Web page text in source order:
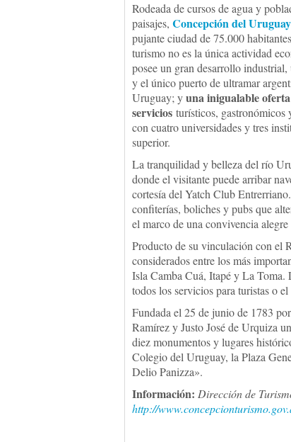
Rodeada de cursos de agua y
paisajes, Concepción del Uruguay
pujante ciudad de 75.000
turismo no es la única actividad
posee un gran desarrollo industrial,
y el único puerto de ultramar
Uruguay; yuna inigualable
servicios turísticos, gastronómicos
con cuatro universidades y tres
superior.
La tranquilidad y belleza del río
donde el visitante puede arribar
cortesía del Yatch Club
confiterías, boliches y pubs que
el marco de una convivencia
Producto de su vinculación con el
considerados entre los más
Isla Camba Cuá, Itapé y La Toma.
todos los servicios para turistas o
Fundada el 25 de junio de 1783
Ramírez y Justo José de Urquiza
diez monumentos y lugares
Colegio del Uruguay, la Plaza
Delio Panizza».
Información: Dirección de
http://